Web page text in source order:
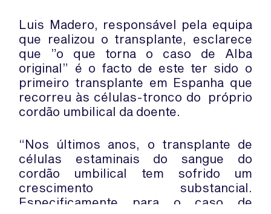
Luis Madero, responsável pela equipa
que realizou o transplante, esclarece
que ”o que torna o caso de Alba
original” é o facto de este ter sido o
primeiro transplante em Espanha que
recorreu às células-tronco do próprio
cordão umbilical da doente.
“Nos últimos anos, o transplante de
células estaminais do sangue do
cordão umbilical tem sofrido um
crescimento substancial.
Especificamente para o caso de